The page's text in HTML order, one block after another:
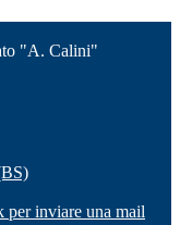
"A. Calini"
per inviare una mail